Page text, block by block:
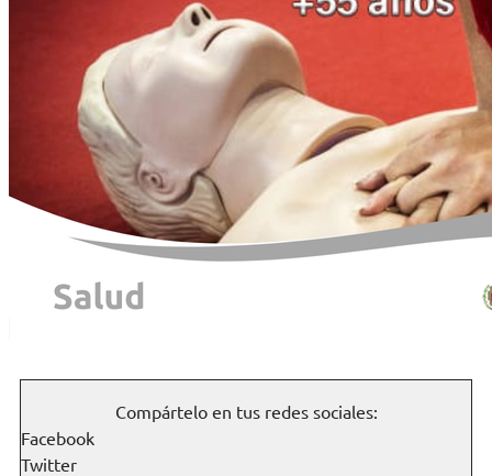
Compártelo en tus redes sociales:
Facebook
Twitter